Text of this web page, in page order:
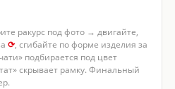
ракурс под фото → двигайте,
⟳, сгибайте по форме изделия за
подбирается под цвет
скрывает рамку. Финальный